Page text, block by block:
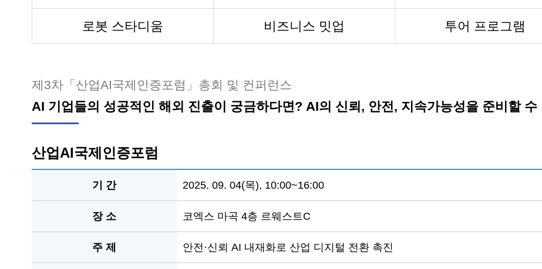
로봇 스타디움 비즈니스 밋업 투어 프로그램
제3차「산업AI국제인증포럼」총회 및 컨퍼런스
AI 기업들의 성공적인 해외 진출이 궁금하다면? AI의 신뢰, 안전, 지속가능성을 준비할 수
산업AI국제인증포럼
기 간 2025. 09. 04(목), 10:00~16:00
장 소 코엑스 마곡 4층 르웨스트C
주 제 안전·신뢰 AI 내재화로 산업 디지털 전환 촉진